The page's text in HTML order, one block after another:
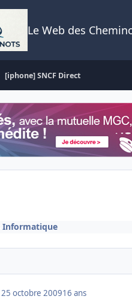
Le Web des
[iphone] SNCF Direct
Informatique
25 octobre 200916 ans